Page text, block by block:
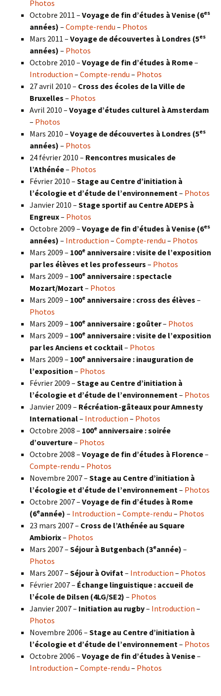
Photos
Octobre 2011 – Voyage de fin d’études à Venise (6es
années) – Compte-rendu – Photos
Mars 2011 – Voyage de découvertes à Londres (5es
années) – Photos
Octobre 2010 – Voyage de fin d’études à Rome–
Introduction – Compte-rendu – Photos
27 avril 2010 – Cross des écoles de la Ville de
Bruxelles – Photos
Avril 2010 – Voyage d’études culturel à Amsterdam
– Photos
Mars 2010 – Voyage de découvertes à Londres (5es
années) – Photos
24 février 2010 – Rencontres musicales de
l’Athénée– Photos
Février 2010 – Stage au Centre d’initiation à
l’écologie et d’étude de l’environnement – Photos
Janvier 2010 – Stage sportif au Centre ADEPS à
Engreux– Photos
Octobre 2009 – Voyage de fin d’études à Venise (6es
années) – Introduction – Compte-rendu – Photos
Mars 2009 – 100e anniversaire : visite de l’exposition
par les élèves et les professeurs – Photos
Mars 2009 – 100e anniversaire : spectacle
Mozart/Mozart – Photos
Mars 2009 – 100e anniversaire : cross des élèves –
Photos
Mars 2009 – 100e anniversaire : goûter– Photos
Mars 2009 – 100e anniversaire : visite de l’exposition
par les Anciens et cocktail– Photos
Mars 2009 – 100e anniversaire : inauguration de
l’exposition – Photos
Février 2009 – Stage au Centre d’initiation à
l’écologie et d’étude de l’environnement – Photos
Janvier 2009 – Récréation-gâteaux pour Amnesty
International– Introduction – Photos
Octobre 2008 – 100e anniversaire : soirée
d’ouverture– Photos
Octobre 2008 – Voyage de fin d’études à Florence–
Compte-rendu – Photos
Novembre 2007 – Stage au Centre d’initiation à
l’écologie et d’étude de l’environnement – Photos
Octobre 2007 – Voyage de fin d’études à Rome
(6eannée) – Introduction – Compte-rendu – Photos
23 mars 2007 – Cross de l’Athénée au Square
Ambiorix– Photos
Mars 2007 – Séjour à Butgenbach (3eannée) –
Photos
Mars 2007 – Séjour à Ovifat – Introduction – Photos
Février 2007 – Échange linguistique : accueil de
l’école de Dilsen (4LG/SE2) – Photos
Janvier 2007 – Initiation au rugby– Introduction –
Photos
Novembre 2006 – Stage au Centre d’initiation à
l’écologie et d’étude de l’environnement – Photos
Octobre 2006 – Voyage de fin d’études à Venise–
Introduction – Compte-rendu – Photos